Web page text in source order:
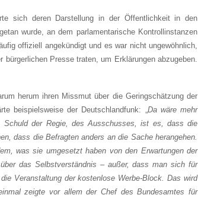
sich deren Darstellung in der Öffentlichkeit in den
wurde, an dem parlamentarische Kontrollinstanzen
offiziell angekündigt und es war nicht ungewöhnlich,
Presse traten, um Erklärungen abzugeben.
herum ihren Missmut über die Geringschätzung der
beispielsweise der Deutschlandfunk: „ Da wäre mehr
der Regie, des Ausschusses, ist es, dass die
dass die Befragten anders an die Sache herangehen.
was sie umgesetzt haben von den Erwartungen der
das Selbstverständnis – außer, dass man sich für
Veranstaltung der kostenlose Werbe-Block. Das wird
zeigte vor allem der Chef des Bundesamtes für